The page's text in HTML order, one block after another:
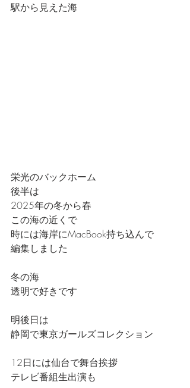
駅から見えた海
栄光のバックホーム
後半は
2025年の冬から春
この海の近くで
時には海岸にMacBook持ち込んで
編集しました
冬の海
透明で好きです
明後日は
静岡で東京ガールズコレクション
12日には仙台で舞台挨拶
テレビ番組生出演も